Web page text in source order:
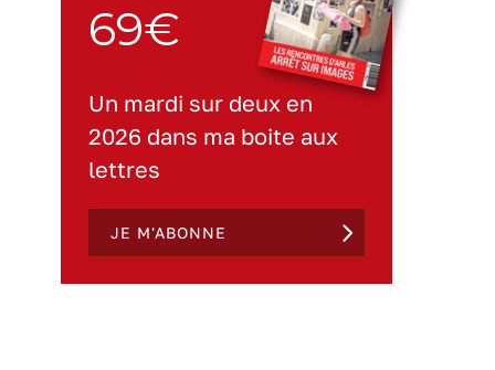
69€
Un mardi sur deux en
2026 dans ma boite aux
lettres
JE M'ABONNE